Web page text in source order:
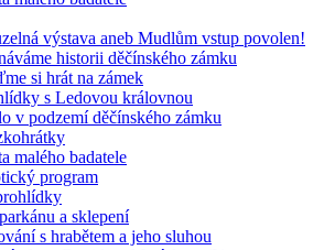
výstava aneb Mudlům vstup povolen!
historii děčínského zámku
si hrát na zámek
s Ledovou královnou
v podzemí děčínského zámku
malého badatele
program
a sklepení
s hrabětem a jeho sluhou